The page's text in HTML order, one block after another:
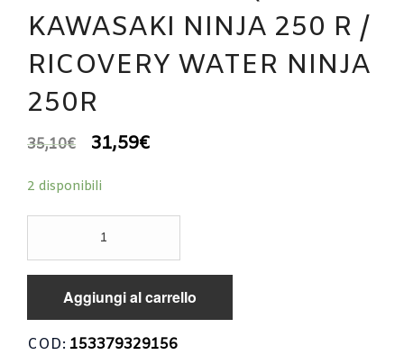
KAWASAKI NINJA 250 R /
RICOVERY WATER NINJA
250R
35,10€ 31,59€
2 disponibili
KAWASAKI
NINJA
R
/
Aggiungi al carrello
COD: 153379329156